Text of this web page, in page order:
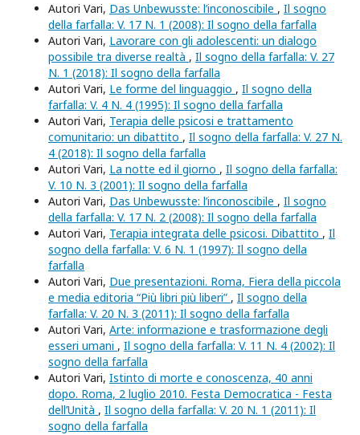
Autori Vari, Das Unbewusste: l’inconoscibile , Il sogno
della farfalla: V. 17 N. 1 (2008): Il sogno della farfalla
Autori Vari, Lavorare con gli adolescenti: un dialogo
possibile tra diverse realtà , Il sogno della farfalla: V. 27
N. 1 (2018): Il sogno della farfalla
Autori Vari, Le forme del linguaggio , Il sogno della
farfalla: V. 4 N. 4 (1995): Il sogno della farfalla
Autori Vari, Terapia delle psicosi e trattamento
comunitario: un dibattito , Il sogno della farfalla: V. 27 N.
4 (2018): Il sogno della farfalla
Autori Vari, La notte ed il giorno , Il sogno della farfalla:
V. 10 N. 3 (2001): Il sogno della farfalla
Autori Vari, Das Unbewusste: l’inconoscibile , Il sogno
della farfalla: V. 17 N. 2 (2008): Il sogno della farfalla
Autori Vari, Terapia integrata delle psicosi. Dibattito , Il
sogno della farfalla: V. 6 N. 1 (1997): Il sogno della
farfalla
Autori Vari, Due presentazioni. Roma, Fiera della piccola
e media editoria “Più libri più liberi” , Il sogno della
farfalla: V. 20 N. 3 (2011): Il sogno della farfalla
Autori Vari, Arte: informazione e trasformazione degli
esseri umani , Il sogno della farfalla: V. 11 N. 4 (2002): Il
sogno della farfalla
Autori Vari, Istinto di morte e conoscenza, 40 anni
dopo. Roma, 2 luglio 2010. Festa Democratica - Festa
dell’Unità , Il sogno della farfalla: V. 20 N. 1 (2011): Il
sogno della farfalla